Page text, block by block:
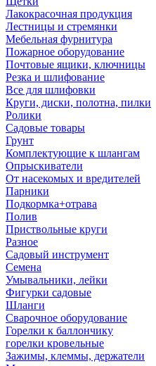
Лакокрасочная продукция
Лестницы и стремянки
Мебельная фурнитура
Пожарное оборудование
Почтовые ящики, ключницы
Резка и шлифование
Все для шлифовки
Круги, диски, полотна, пилки
Ролики
Садовые товары
Грунт
Комплектующие к шлангам
Опрыскиватели
От насекомых и вредителей
Парники
Подкормка+отрава
Полив
Приствольные круги
Разное
Садовый инструмент
Семена
Умывальники, лейки
Фигурки садовые
Шланги
Сварочное оборудование
Горелки к баллончику
горелки кровельные
Зажимы, клеммы, держатели